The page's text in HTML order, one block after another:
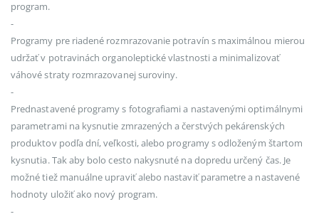
program.
-
Programy pre riadené rozmrazovanie potravín s maximálnou mierou
udržať v potravinách organoleptické vlastnosti a minimalizovať
váhové straty rozmrazovanej suroviny.
-
Prednastavené programy s fotografiami a nastavenými optimálnymi
parametrami na kysnutie zmrazených a čerstvých pekárenských
produktov podľa dní, veľkosti, alebo programy s odloženým štartom
kysnutia. Tak aby bolo cesto nakysnuté na dopredu určený čas. Je
možné tiež manuálne upraviť alebo nastaviť parametre a nastavené
hodnoty uložiť ako nový program.
-